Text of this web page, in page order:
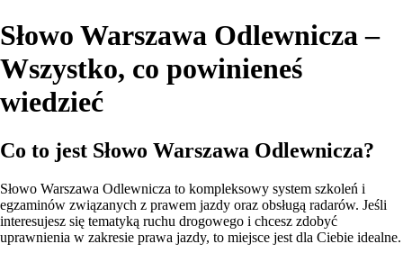
Słowo Warszawa Odlewnicza –
Wszystko, co powinieneś
wiedzieć
Co to jest Słowo Warszawa Odlewnicza?
Słowo Warszawa Odlewnicza to kompleksowy system szkoleń i
egzaminów związanych z prawem jazdy oraz obsługą radarów. Jeśli
interesujesz się tematyką ruchu drogowego i chcesz zdobyć
uprawnienia w zakresie prawa jazdy, to miejsce jest dla Ciebie idealne.